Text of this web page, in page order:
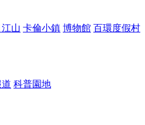
江山 卡倫小鎮 博物館 百環度假村
科普園地